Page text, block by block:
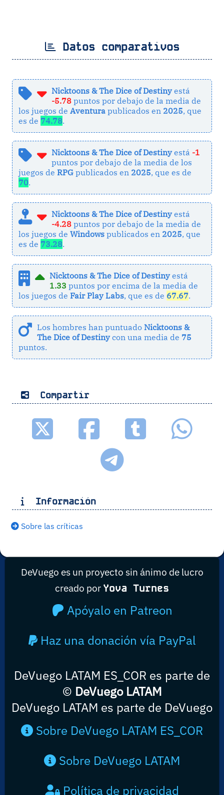
Datos comparativos
Nicktoons & The Dice of Destinyestá
-5.78 puntos por debajo de la media de
los juegos deAventura publicados en 2025, que
es de 74.78.
Nicktoons & The Dice of Destinyestá -1
puntos por debajo de la media de los
juegos deRPG publicados en 2025, que es de
70.
Nicktoons & The Dice of Destinyestá
-4.28 puntos por debajo de la media de
los juegos deWindows publicados en 2025, que
es de 73.28.
Nicktoons & The Dice of Destinyestá
1.33 puntos por encima de la media de
los juegos deFair Play Labs, que es de 67.67.
Los hombres han puntuado Nicktoons &
The Dice of Destinycon una media de 75
puntos.
Compartir
Información
Sobre las críticas
DeVuego es un proyecto sin ánimo de lucro
creado por Yova Turnes
Apóyalo en Patreon
Haz una donación vía PayPal
DeVuego LATAM ES_COR es parte de
© DeVuego LATAM
DeVuego LATAM es parte de DeVuego
Sobre DeVuego LATAM ES_COR
Sobre DeVuego LATAM
Política de privacidad